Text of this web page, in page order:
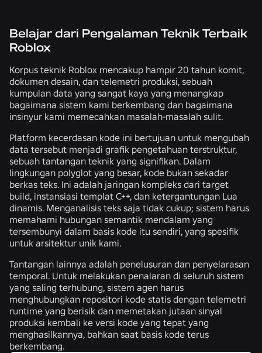
Belajar dari Pengalaman Teknik Terbaik
Roblox
Korpus teknik Roblox mencakup hampir 20 tahun komit,
dokumen desain, dan telemetri produksi, sebuah
kumpulan data yang sangat kaya yang menangkap
bagaimana sistem kami berkembang dan bagaimana
insinyur kami memecahkan masalah-masalah sulit.
Platform kecerdasan kode ini bertujuan untuk mengubah
data tersebut menjadi grafik pengetahuan terstruktur,
sebuah tantangan teknik yang signifikan. Dalam
lingkungan polyglot yang besar, kode bukan sekadar
berkas teks. Ini adalah jaringan kompleks dari target
build, instansiasi templat C++, dan ketergantungan Lua
dinamis. Menganalisis teks saja tidak cukup; sistem harus
memahami hubungan semantik mendalam yang
tersembunyi dalam basis kode itu sendiri, yang spesifik
untuk arsitektur unik kami.
Tantangan lainnya adalah penelusuran dan penyelarasan
temporal. Untuk melakukan penalaran di seluruh sistem
yang saling terhubung, sistem agen harus
menghubungkan repositori kode statis dengan telemetri
runtime yang berisik dan memetakan jutaan sinyal
produksi kembali ke versi kode yang tepat yang
menghasilkannya, bahkan saat basis kode terus
berkembang.